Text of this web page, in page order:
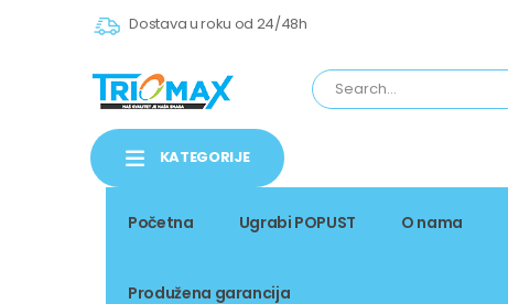
Dostava u roku od 24/48h
KATEGORIJE
Početna Ugrabi POPUST O nama
Produžena garancija